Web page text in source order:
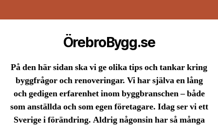
ÖrebroBygg.se
På den här sidan ska vi ge olika tips och tankar kring
byggfrågor och renoveringar. Vi har själva en lång
och gedigen erfarenhet inom byggbranschen – både
som anställda och som egen företagare. Idag ser vi ett
Sverige i förändring. Aldrig någonsin har så många